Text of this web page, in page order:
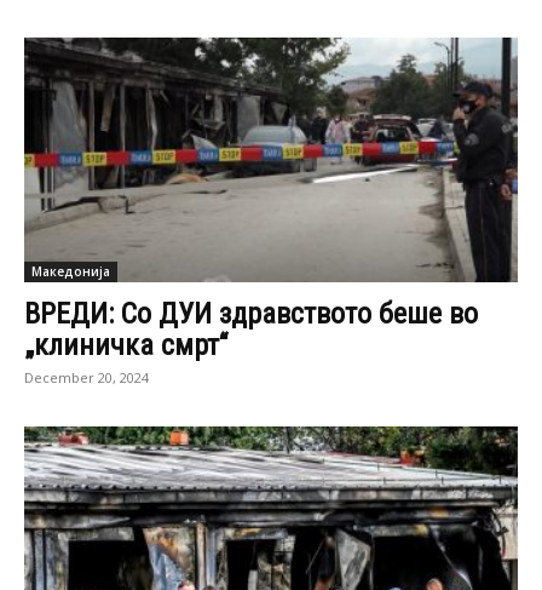
Македонија
ВРЕДИ: Со ДУИ здравството беше во
„клиничка смрт“
December 20, 2024